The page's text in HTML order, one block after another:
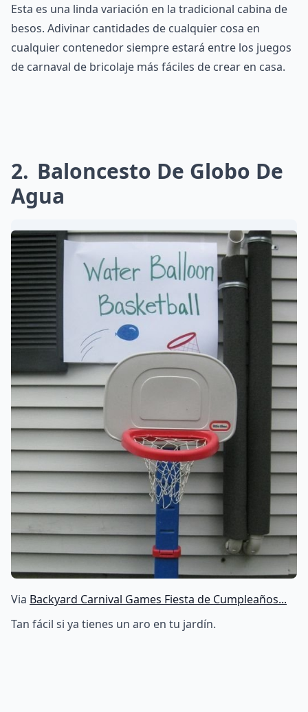
Esta es una linda variación en la tradicional cabina de
besos. Adivinar cantidades de cualquier cosa en
cualquier contenedor siempre estará entre los juegos
de carnaval de bricolaje más fáciles de crear en casa.
2 Baloncesto De Globo De
Agua
Via Backyard Carnival Games Fiesta de Cumpleaños...
Tan fácil si ya tienes un aro en tu jardín.